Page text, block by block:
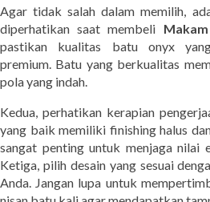
Agar tidak salah dalam memilih,
diperhatikan saat membeli
pastikan kualitas batu onyx
premium. Batu yang berkualitas
pola yang indah.
Kedua, perhatikan kerapian
yang baik memiliki finishing halus
sangat penting untuk menjaga nilai
Ketiga, pilih desain yang sesuai
Anda. Jangan lupa untuk